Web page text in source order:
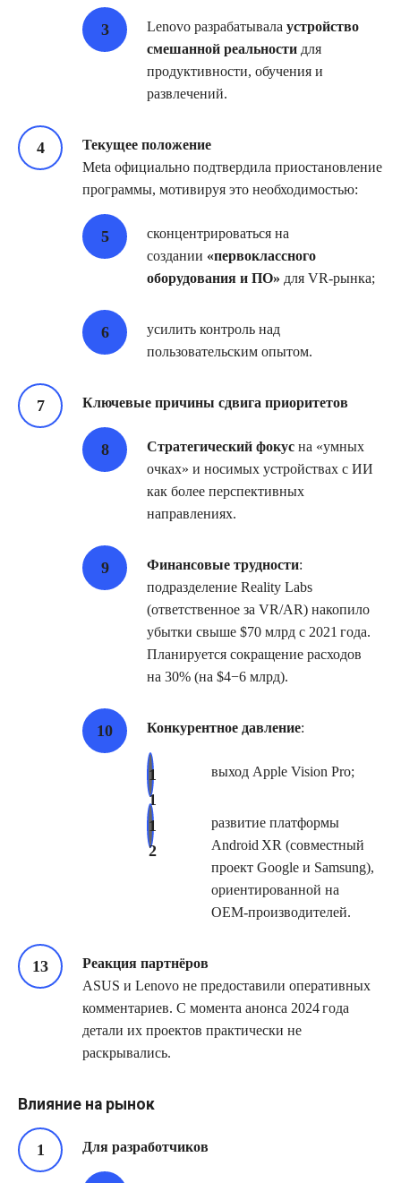
Lenovo разрабатывала устройство
смешанной реальности для
продуктивности, обучения и
развлечений.
Текущее положение
Meta официально подтвердила приостановление
программы, мотивируя это необходимостью:
сконцентрироваться на
создании «первоклассного
оборудования и ПО» для VR‑рынка;
усилить контроль над
пользовательским опытом.
Ключевые причины сдвига приоритетов
Стратегический фокус на «умных
очках» и носимых устройствах с ИИ
как более перспективных
направлениях.
Финансовые трудности:
подразделение Reality Labs
(ответственное за VR/AR) накопило
убытки свыше $70 млрд с 2021 года.
Планируется сокращение расходов
на 30% (на $4−6 млрд).
Конкурентное давление:
выход Apple Vision Pro;
развитие платформы
Android XR (совместный
проект Google и Samsung),
ориентированной на
OEM‑производителей.
Реакция партнёров
ASUS и Lenovo не предоставили оперативных
комментариев. С момента анонса 2024 года
детали их проектов практически не
раскрывались.
Влияние на рынок
Для разработчиков